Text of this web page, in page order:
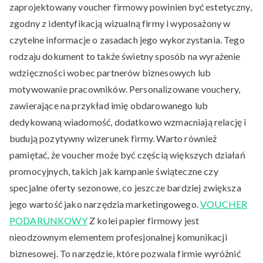
zaprojektowany voucher firmowy powinien być estetyczny,
zgodny z identyfikacją wizualną firmy i wyposażony w
czytelne informacje o zasadach jego wykorzystania. Tego
rodzaju dokument to także świetny sposób na wyrażenie
wdzięczności wobec partnerów biznesowych lub
motywowanie pracowników. Personalizowane vouchery,
zawierające na przykład imię obdarowanego lub
dedykowaną wiadomość, dodatkowo wzmacniają relację i
budują pozytywny wizerunek firmy. Warto również
pamiętać, że voucher może być częścią większych działań
promocyjnych, takich jak kampanie świąteczne czy
specjalne oferty sezonowe, co jeszcze bardziej zwiększa
jego wartość jako narzędzia marketingowego.VOUCHER
PODARUNKOWYZ kolei papier firmowy jest
nieodzownym elementem profesjonalnej komunikacji
biznesowej. To narzędzie, które pozwala firmie wyróżnić